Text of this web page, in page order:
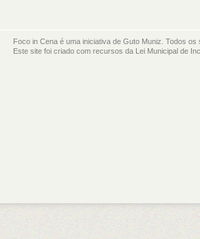
Foco in Cena é uma iniciativa de Guto Muniz. Todos
Este site foi criado com recursos da Lei Municipal de